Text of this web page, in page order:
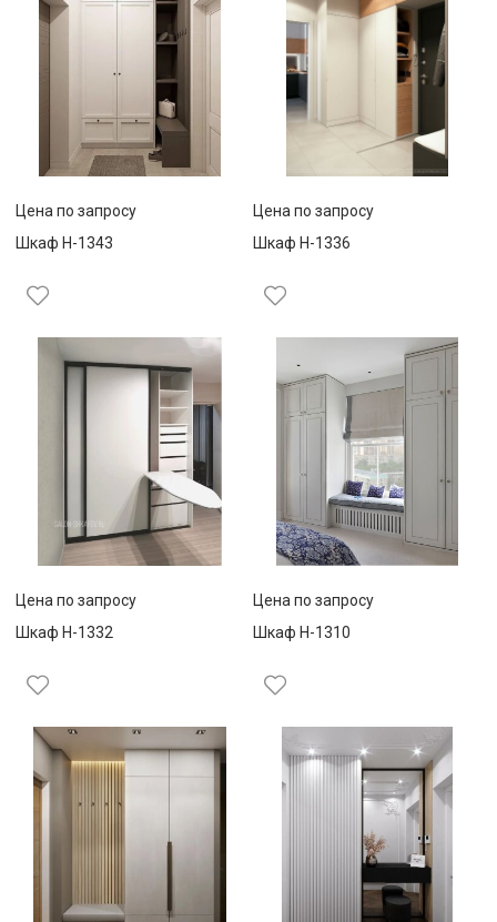
Цена по запросу
Шкаф Н-1343
Цена по запросу
Шкаф Н-1336
Цена по запросу
Шкаф Н-1332
Цена по запросу
Шкаф Н-1310